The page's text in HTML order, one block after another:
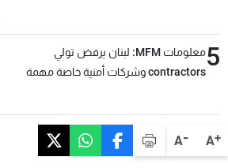
A+
A-
5
معلومات MFM: لبنان يرفض تولي
contractors وشركات أمنية خاصة مهمة